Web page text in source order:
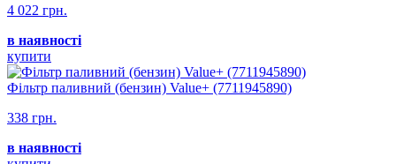
4 022 грн.
в наявності
купити
Фільтр паливний (бензин) Value+ (7711945890)
338 грн.
в наявності